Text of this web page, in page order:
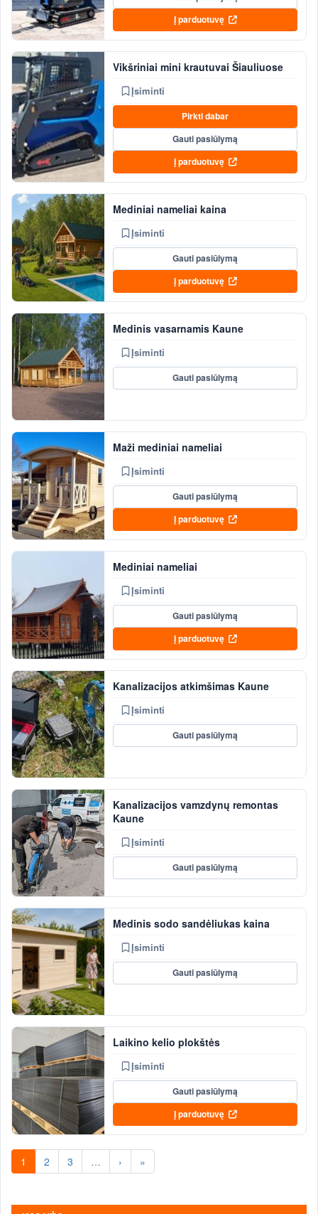
Į parduotuvę
Vikšriniai mini krautuvai Šiauliuose
Įsiminti
Pirkti dabar
Gauti pasiūlymą
Į parduotuvę
Mediniai nameliai kaina
Įsiminti
Gauti pasiūlymą
Į parduotuvę
Medinis vasarnamis Kaune
Įsiminti
Gauti pasiūlymą
Maži mediniai nameliai
Įsiminti
Gauti pasiūlymą
Į parduotuvę
Mediniai nameliai
Įsiminti
Gauti pasiūlymą
Į parduotuvę
Kanalizacijos atkimšimas Kaune
Įsiminti
Gauti pasiūlymą
Kanalizacijos vamzdynų remontas
Kaune
Įsiminti
Gauti pasiūlymą
Medinis sodo sandėliukas kaina
Įsiminti
Gauti pasiūlymą
Laikino kelio plokštės
Įsiminti
Gauti pasiūlymą
Į parduotuvę
1 2 3 … › »